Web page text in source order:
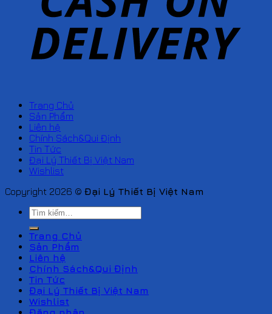
Trang Chủ
Sản Phẩm
Liên hệ
Chính Sách&Qui Định
Tin Tức
Đại Lý Thiết Bị Việt Nam
Wishlist
Copyright 2026 © Đại Lý Thiết Bị Việt Nam
Tìm
kiếm:
Trang Chủ
Sản Phẩm
Liên hệ
Chính Sách&Qui Định
Tin Tức
Đại Lý Thiết Bị Việt Nam
Wishlist